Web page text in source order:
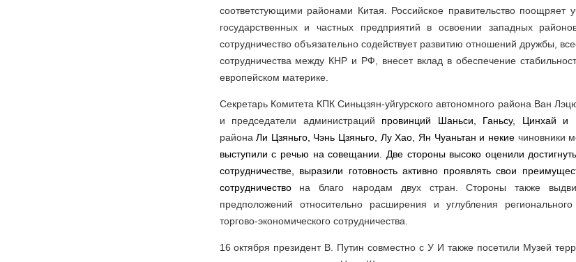
соответстующими районами Китая. Российское правительство поощряет
государственных и частных предприятий в освоении западных
сотрудничество объязательно содействует развитию отношений дружбы,
сотрудничества между КНР и РФ, внесет вклад в обеспечение
европейском материке.
Секретарь Комитета КПК Синьцзян-уйгурского автономного района Ван
и председатели администраций провинций Шаньси, Ганьсу, Цинхай и
районаЛи Цзяньго, Чэнь Цзяньго, Лу Хао, Ян Чуаньтан и некие чиновники
выступили с речью на совещании. Две стороны высоко оценили
сотрудничестве, выразили готовность активно проявлять свои
сотрудничество на благо народам двух стран. Стороны также
предположений относительно расширения и углубления регионального
торгово-экономического сотрудничества.
16 октября президент В. Путин совместно с У И также посетили Музей